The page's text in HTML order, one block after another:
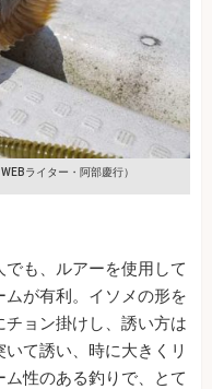
ライター・阿部慶行）
でも、ルアーを使用して
が有利。イソメの形を
ョン掛けし、誘い方は
て誘い、時に大きくリ
性のある釣りで、とて